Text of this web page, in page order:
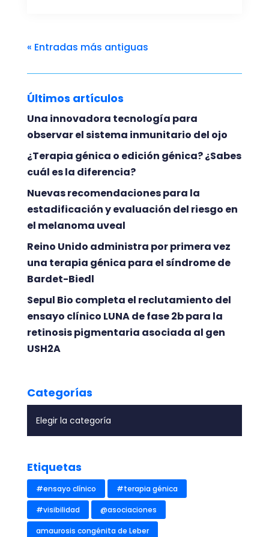
« Entradas más antiguas
Últimos artículos
Una innovadora tecnología para
observar el sistema inmunitario del ojo
¿Terapia génica o edición génica? ¿Sabes
cuál es la diferencia?
Nuevas recomendaciones para la
estadificación y evaluación del riesgo en
el melanoma uveal
Reino Unido administra por primera vez
una terapia génica para el síndrome de
Bardet-Biedl
Sepul Bio completa el reclutamiento del
ensayo clínico LUNA de fase 2b para la
retinosis pigmentaria asociada al gen
USH2A
Categorías
Etiquetas
#ensayo clínico #terapia génica
#visibilidad @asociaciones
amaurosis congénita de Leber